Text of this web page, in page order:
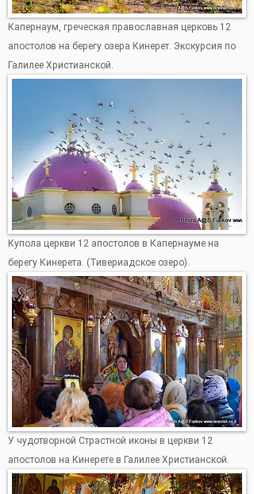
Капернаум, греческая православная церковь 12
апостолов на берегу озера Кинерет. Экскурсия по
Галилее Христианской.
Купола церкви 12 апостолов в Капернауме на
берегу Кинерета. (Тивериадское озеро).
У чудотворной Страстной иконы в церкви 12
апостолов на Кинерете в Галилее Христианской.